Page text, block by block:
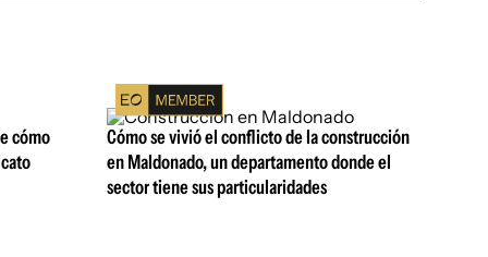
cómo
Cómo se vivió el conflicto de la construcción
en Maldonado, un departamento donde el
sector tiene sus particularidades